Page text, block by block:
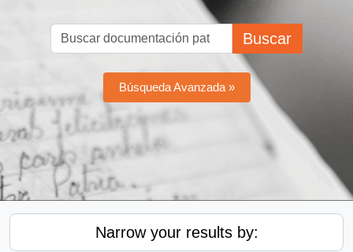
Buscar
Búsqueda Avanzada »
Narrow your results by: